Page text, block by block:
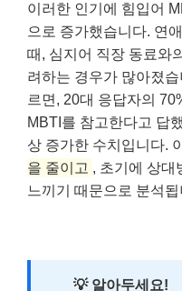
이러한 인기에 힘입어
으로 증가했습니다. 연
때, 심지어 직장 동료와
려하는 경우가 많아졌
르면, 20대 응답자의
MBTI를 참고한다고 답
상 증가한 수치입니다.
을 줄이고 , 초기에 상대
느끼기 때문으로 분석됩
💡 알아두세요!